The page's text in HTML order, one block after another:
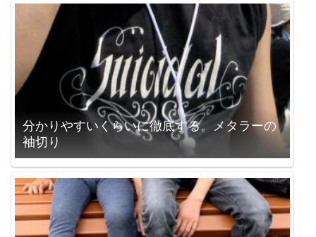
分かりやすいくらいに徹底する。メタラーの
袖切り